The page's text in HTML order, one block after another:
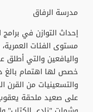
مدرسة الرفاق
إحداث التوازن في
مستوى الفئات العمرية،
واليافعين والتي أطلق
خصص لها اهتمام بالغ
والتسعينيات من القرن
على صعيد ملحقة